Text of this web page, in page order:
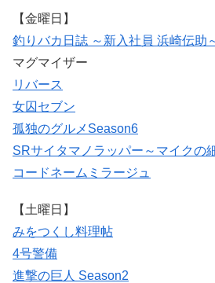
【金曜日】
釣りバカ日誌 ～新入社員 浜崎伝助
マグマイザー
リバース
女囚セブン
孤独のグルメSeason6
SRサイタマノラッパー～マイクの
コードネームミラージュ
【土曜日】
みをつくし料理帖
4号警備
進撃の巨人 Season2